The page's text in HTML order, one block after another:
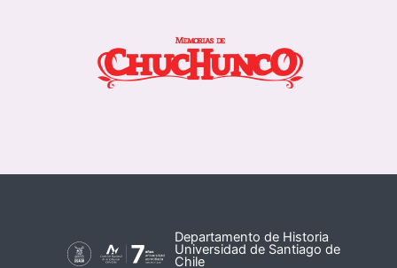
Departamento de Historia
Universidad de Santiago de
Chile